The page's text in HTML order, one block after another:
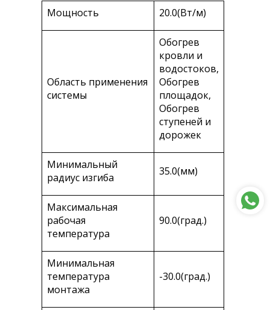
Мощность
20.0(Вт/м)
Область применения
системы
Обогрев
кровли и
водостоков,
Обогрев
площадок,
Обогрев
ступеней и
дорожек
Минимальный
радиус изгиба
35.0(мм)
Максимальная
рабочая
температура
90.0(град.)
Минимальная
температура
монтажа
-30.0(град.)